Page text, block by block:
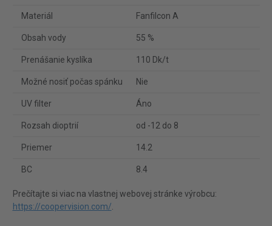
Materiál Fanfilcon A
Obsah vody 55 %
Prenášanie kyslíka 110 Dk/t
Možné nosiť počas spánku Nie
UV filter Áno
Rozsah dioptrií od -12 do 8
Priemer 14.2
BC 8.4
Prečítajte si viac na vlastnej webovej stránke výrobcu:
https://coopervision.com/.